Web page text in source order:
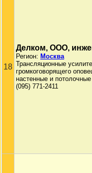
18
Делком, ООО,
Регион: Москва
Трансляционные
громкоговорящего
настенные и
(095) 771-2411